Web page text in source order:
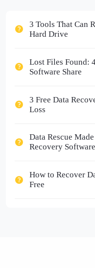
3 Tools That Can
Hard Drive
Lost Files Found:
Software Share
3 Free Data
Loss
Data Rescue
Recovery
How to Recover
Free